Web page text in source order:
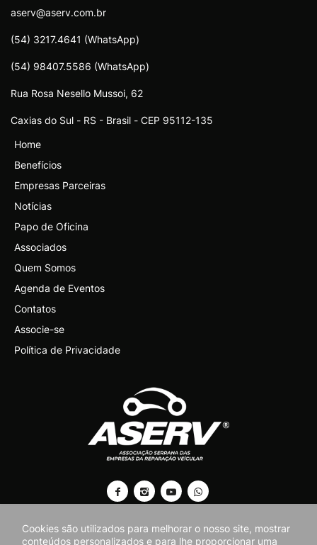
aserv@aserv.com.br
(54) 3217.4641 (WhatsApp)
(54) 98407.5586 (WhatsApp)
Rua Rosa Nesello Mussoi, 62
Caxias do Sul - RS - Brasil - CEP 95112-135
Home
Benefícios
Empresas Parceiras
Notícias
Papo de Oficina
Associados
Quem Somos
Agenda de Eventos
Contatos
Associe-se
Política de Privacidade
Cookies são utilizados para melhorar o nosso site, mostrar
conteúdos personalizados e para lhe proporcionar uma